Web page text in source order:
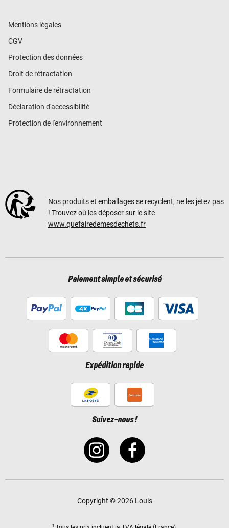
Mentions légales
CGV
Protection des données
Droit de rétractation
Formulaire de rétractation
Déclaration d'accessibilité
Protection de l'environnement
Nos produits et emballages se recyclent, ne les jetez pas
! Trouvez où les déposer sur le site
www.quefairedemesdechets.fr
Paiement simple et sécurisé
Expédition rapide
Suivez-nous !
Copyright © 2026 Louis
1